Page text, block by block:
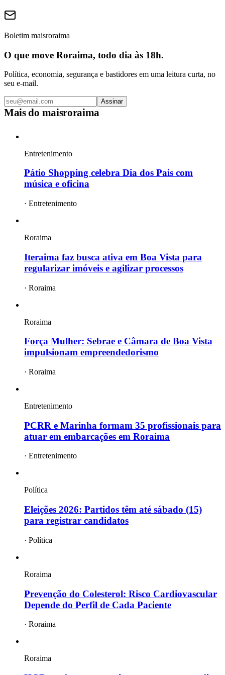
Boletim maisroraima
O que move Roraima, todo dia às 18h.
Política, economia, segurança e bastidores em uma leitura curta, no
seu e-mail.
Assinar
Mais do maisroraima
Entretenimento
Pátio Shopping celebra Dia dos Pais com
música e oficina
· Entretenimento
Roraima
Iteraima faz busca ativa em Boa Vista para
regularizar imóveis e agilizar processos
· Roraima
Roraima
Força Mulher: Sebrae e Câmara de Boa Vista
impulsionam empreendedorismo
· Roraima
Entretenimento
PCRR e Marinha formam 35 profissionais para
atuar em embarcações em Roraima
· Entretenimento
Política
Eleições 2026: Partidos têm até sábado (15)
para registrar candidatos
· Política
Roraima
Prevenção do Colesterol: Risco Cardiovascular
Depende do Perfil de Cada Paciente
· Roraima
Roraima